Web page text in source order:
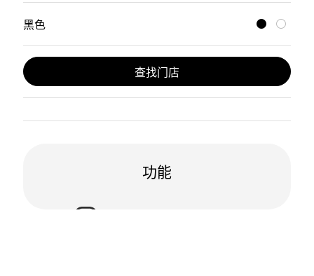
黑色
查找门店
功能